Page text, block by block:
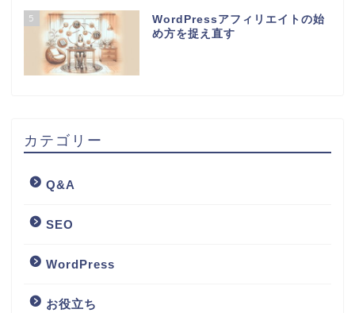
5
WordPressアフィリエイトの始
め方を捉え直す
カテゴリー
Q&A
SEO
WordPress
お役立ち